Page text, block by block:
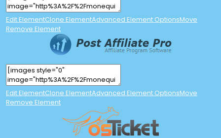
Edit ElementClone ElementAdvanced Element OptionsMove
Remove Element
Edit ElementClone ElementAdvanced Element OptionsMove
Remove Element